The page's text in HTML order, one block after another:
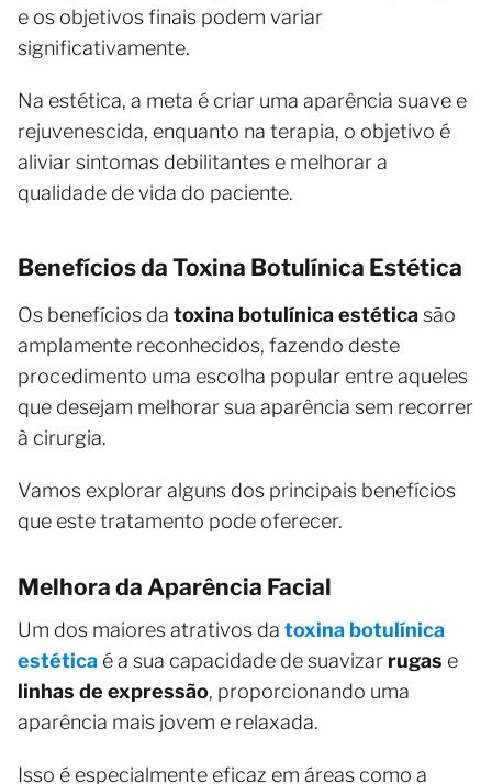
e os objetivos finais podem variar
significativamente.
Na estética, a meta é criar uma aparência suave e
rejuvenescida, enquanto na terapia, o objetivo é
aliviar sintomas debilitantes e melhorar a
qualidade de vida do paciente.
Benefícios da Toxina Botulínica Estética
Os benefícios da toxina botulínica estéticasão
amplamente reconhecidos, fazendo deste
procedimento uma escolha popular entre aqueles
que desejam melhorar sua aparência sem recorrer
à cirurgia.
Vamos explorar alguns dos principais benefícios
que este tratamento pode oferecer.
Melhora da Aparência Facial
Um dos maiores atrativos da toxina botulínica
estética é a sua capacidade de suavizar rugas e
linhas de expressão, proporcionando uma
aparência mais jovem e relaxada.
Isso é especialmente eficaz em áreas como a